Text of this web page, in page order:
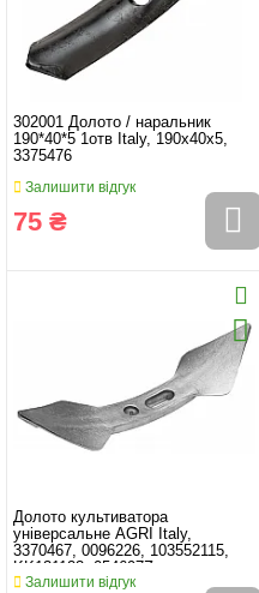
302001 Долото / наральник
190*40*5 1отв Italy, 190x40x5,
3375476
Залишити відгук
75 ₴
Долото культиватора
універсальне AGRI Italy,
3370467, 0096226, 103552115,
KK131123, 054697Z
Залишити відгук